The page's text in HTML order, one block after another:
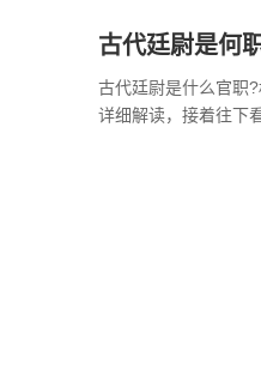
古代廷尉是何
古代廷尉是什么官职
详细解读，接着往下